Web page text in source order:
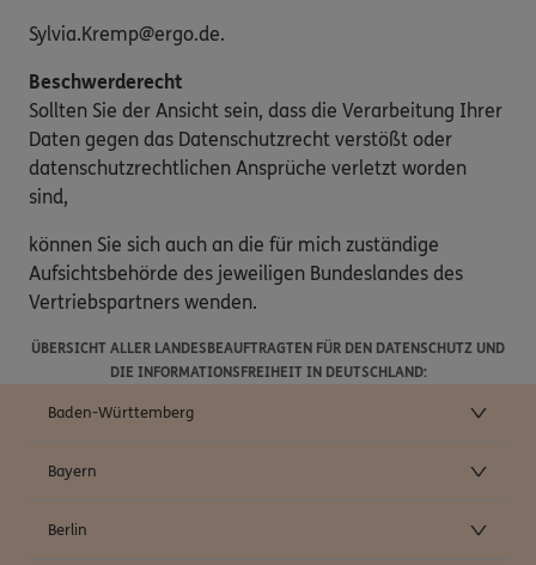
Sylvia.Kremp@ergo.de.
Beschwerderecht
Sollten Sie der Ansicht sein, dass die Verarbeitung Ihrer
Daten gegen das Datenschutzrecht verstößt oder
datenschutzrechtlichen Ansprüche verletzt worden
sind,
können Sie sich auch an die für mich zuständige
Aufsichtsbehörde des jeweiligen Bundeslandes des
Vertriebspartners wenden.
ÜBERSICHT ALLER LANDESBEAUFTRAGTEN FÜR DEN DATENSCHUTZ UND
DIE INFORMATIONSFREIHEIT IN DEUTSCHLAND:
Baden-Württemberg
Bayern
Berlin